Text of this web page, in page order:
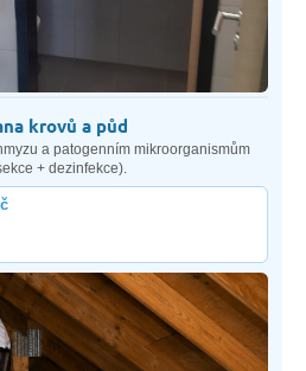
krovů a půd
a patogenním mikroorganismům
+ dezinfekce).